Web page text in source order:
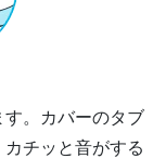
。カバーのタブ
チッと音がする